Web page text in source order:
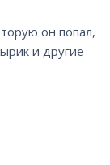
он попал,
и другие